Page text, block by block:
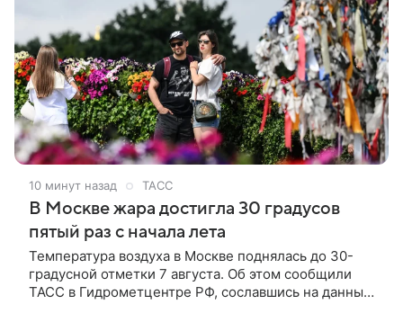
10 минут назад ТАСС
В Москве жара достигла 30 градусов
пятый раз с начала лета
Температура воздуха в Москве поднялась до 30-
градусной отметки 7 августа. Об этом сообщили
ТАСС в Гидрометцентре РФ, сославшись на данные